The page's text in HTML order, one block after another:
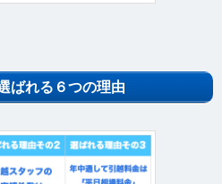
ばれる６つの理由